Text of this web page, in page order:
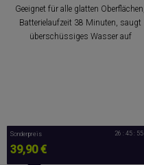
Geeignet für alle glatten Oberflächen,
Batterielaufzeit 38 Minuten, saugt
überschüssiges Wasser auf
Sonderpreis
39,90 €
26 : 45 : 54